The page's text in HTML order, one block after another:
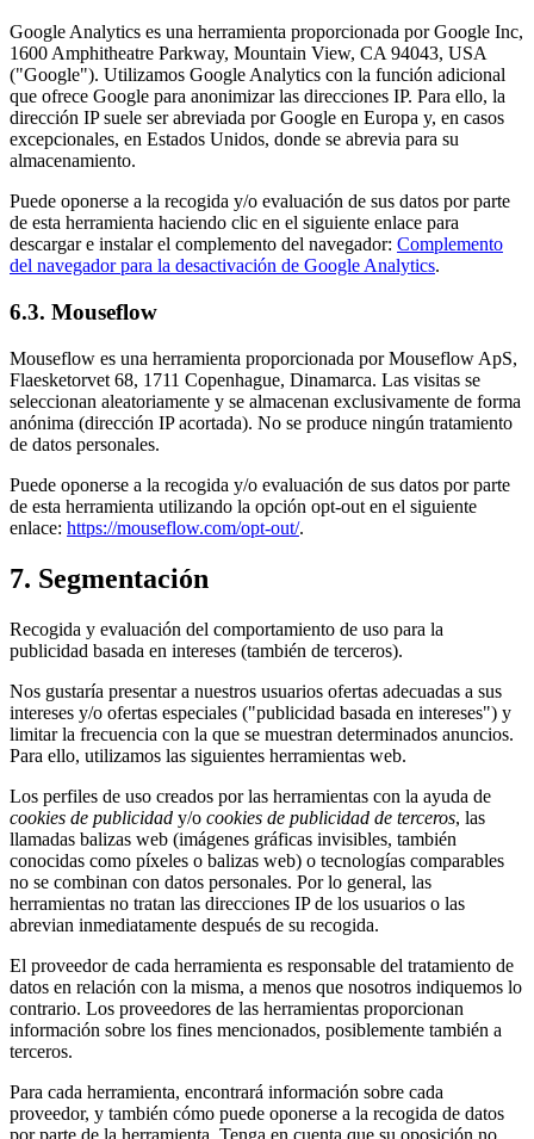
Google Analytics es una herramienta proporcionada por Google Inc,
1600 Amphitheatre Parkway, Mountain View, CA 94043, USA
("Google"). Utilizamos Google Analytics con la función adicional
que ofrece Google para anonimizar las direcciones IP. Para ello, la
dirección IP suele ser abreviada por Google en Europa y, en casos
excepcionales, en Estados Unidos, donde se abrevia para su
almacenamiento.
Puede oponerse a la recogida y/o evaluación de sus datos por parte
de esta herramienta haciendo clic en el siguiente enlace para
descargar e instalar el complemento del navegador: Complemento
del navegador para la desactivación de Google Analytics.
6.3. Mouseflow
Mouseflow es una herramienta proporcionada por Mouseflow ApS,
Flaesketorvet 68, 1711 Copenhague, Dinamarca. Las visitas se
seleccionan aleatoriamente y se almacenan exclusivamente de forma
anónima (dirección IP acortada). No se produce ningún tratamiento
de datos personales.
Puede oponerse a la recogida y/o evaluación de sus datos por parte
de esta herramienta utilizando la opción opt-out en el siguiente
enlace: https://mouseflow.com/opt-out/.
7. Segmentación
Recogida y evaluación del comportamiento de uso para la
publicidad basada en intereses (también de terceros).
Nos gustaría presentar a nuestros usuarios ofertas adecuadas a sus
intereses y/o ofertas especiales ("publicidad basada en intereses") y
limitar la frecuencia con la que se muestran determinados anuncios.
Para ello, utilizamos las siguientes herramientas web.
Los perfiles de uso creados por las herramientas con la ayuda de
cookies de publicidad y/o cookies de publicidad de terceros, las
llamadas balizas web (imágenes gráficas invisibles, también
conocidas como píxeles o balizas web) o tecnologías comparables
no se combinan con datos personales. Por lo general, las
herramientas no tratan las direcciones IP de los usuarios o las
abrevian inmediatamente después de su recogida.
El proveedor de cada herramienta es responsable del tratamiento de
datos en relación con la misma, a menos que nosotros indiquemos lo
contrario. Los proveedores de las herramientas proporcionan
información sobre los fines mencionados, posiblemente también a
terceros.
Para cada herramienta, encontrará información sobre cada
proveedor, y también cómo puede oponerse a la recogida de datos
por parte de la herramienta. Tenga en cuenta que su oposición no